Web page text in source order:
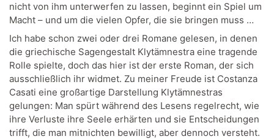
nicht von ihm unterwerfen zu lassen, beginnt ein Spiel um
Macht – und um die vielen Opfer, die sie bringen muss …
Ich habe schon zwei oder drei Romane gelesen, in denen
die griechische Sagengestalt Klytämnestra eine tragende
Rolle spielte, doch das hier ist der erste Roman, der sich
ausschließlich ihr widmet. Zu meiner Freude ist Costanza
Casati eine großartige Darstellung Klytämnestras
gelungen: Man spürt während des Lesens regelrecht, wie
ihre Verluste ihre Seele erhärten und sie Entscheidungen
trifft, die man mitnichten bewilligt, aber dennoch versteht.